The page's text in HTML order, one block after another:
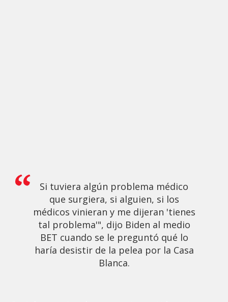
Si tuviera algún problema médico
que surgiera, si alguien, si los
médicos vinieran y me dijeran 'tienes
tal problema'", dijo Biden al medio
BET cuando se le preguntó qué lo
haría desistir de la pelea por la Casa
Blanca.